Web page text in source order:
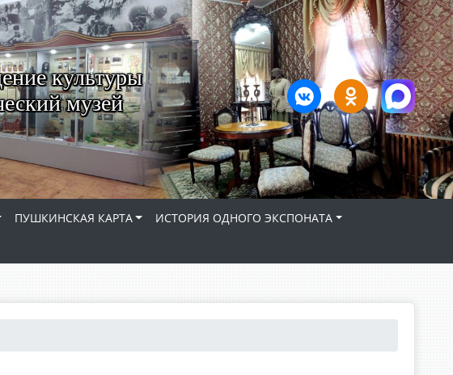
культуры
музей
ПУШКИНСКАЯ КАРТА
ИСТОРИЯ ОДНОГО ЭКСПОНАТА